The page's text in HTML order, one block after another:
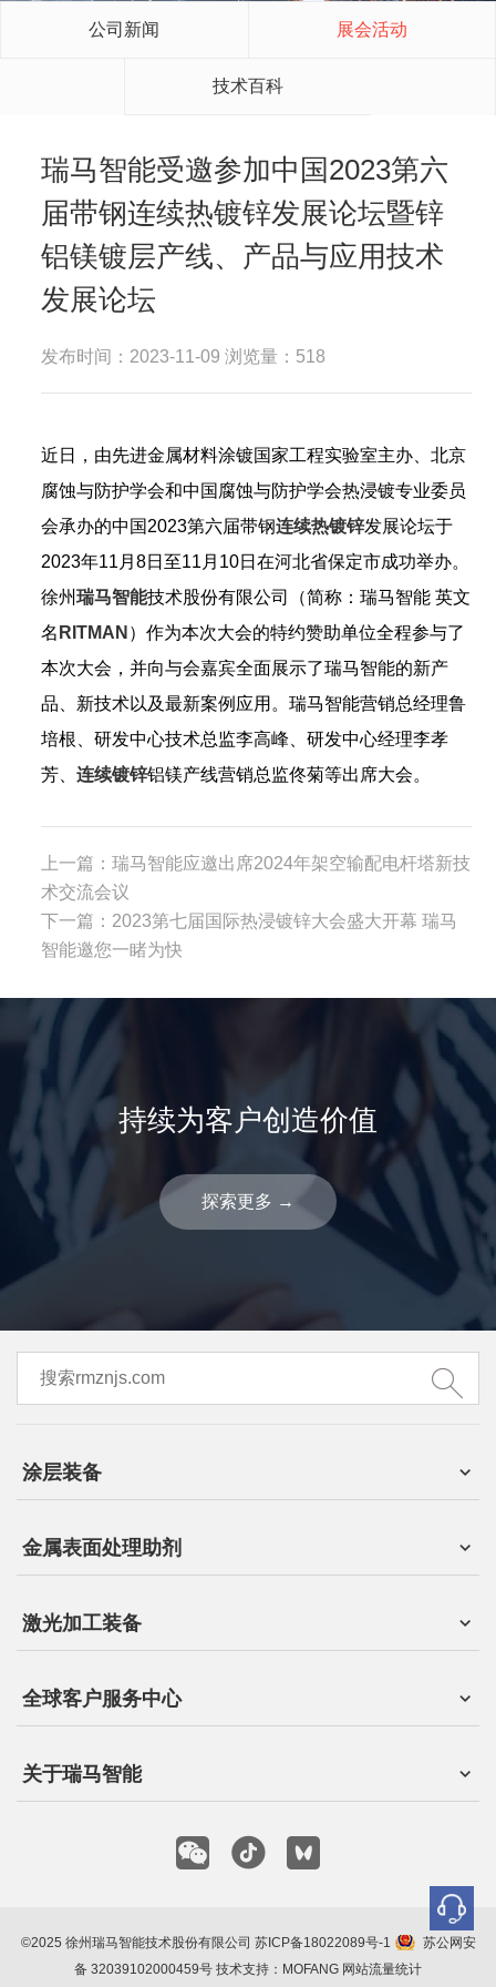
公司新闻 展会活动
技术百科
瑞马智能受邀参加中国2023第六
届带钢连续热镀锌发展论坛暨锌
铝镁镀层产线、产品与应用技术
发展论坛
发布时间：2023-11-09 浏览量：518
近日，由先进金属材料涂镀国家工程实验室主办、北京
腐蚀与防护学会和中国腐蚀与防护学会热浸镀专业委员
会承办的中国2023第六届带钢连续热镀锌发展论坛于
2023年11月8日至11月10日在河北省保定市成功举办。
徐州瑞马智能技术股份有限公司（简称：瑞马智能 英文
名 RITMAN ）作为本次大会的特约赞助单位全程参与了
本次大会，并向与会嘉宾全面展示了瑞马智能的新产
品、新技术以及最新案例应用。瑞马智能营销总经理鲁
培根、研发中心技术总监李高峰、研发中心经理李孝
芳、连续镀锌铝镁产线营销总监佟菊等出席大会。
上一篇：瑞马智能应邀出席2024年架空输配电杆塔新技
术交流会议
下一篇： 2023第七届国际热浸镀锌大会盛大开幕 瑞马
智能邀您一睹为快
持续为客户创造价值
探索更多 →
涂层装备
金属表面处理助剂
激光加工装备
全球客户服务中心
关于瑞马智能
©2025 徐州瑞马智能技术股份有限公司 苏ICP备18022089号-1
苏公网安
备 32039102000459号 技术支持：MOFANG 网站流量统计